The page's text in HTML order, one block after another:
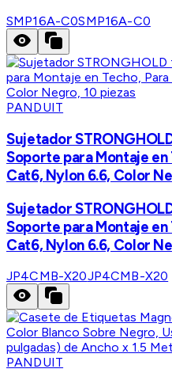
SMP16A-C0SMP16A-C0
PANDUIT
Sujetador
Soporte para Montaje en
Cat6, Nylon 6.6, Color
Sujetador
Soporte para Montaje en
Cat6, Nylon 6.6, Color
JP4CMB-X20JP4CMB-X20
PANDUIT